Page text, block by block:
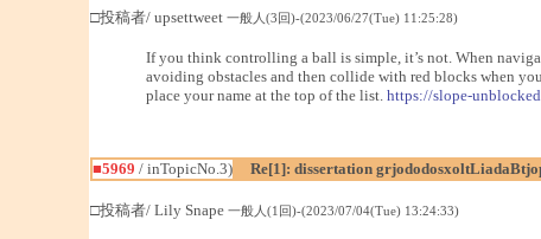
□投稿者/ upsettweet 一般人(3回)-(2023/06/27(Tue) 11:25:28)
If you think controlling a ball is simple, it’s not. When
avoiding obstacles and then collide with red blocks when
place your name at the top of the list. https://slope-
■5969 / inTopicNo.3)
Re[1]: dissertation
□投稿者/ Lily Snape 一般人(1回)-(2023/07/04(Tue) 13:24:33)